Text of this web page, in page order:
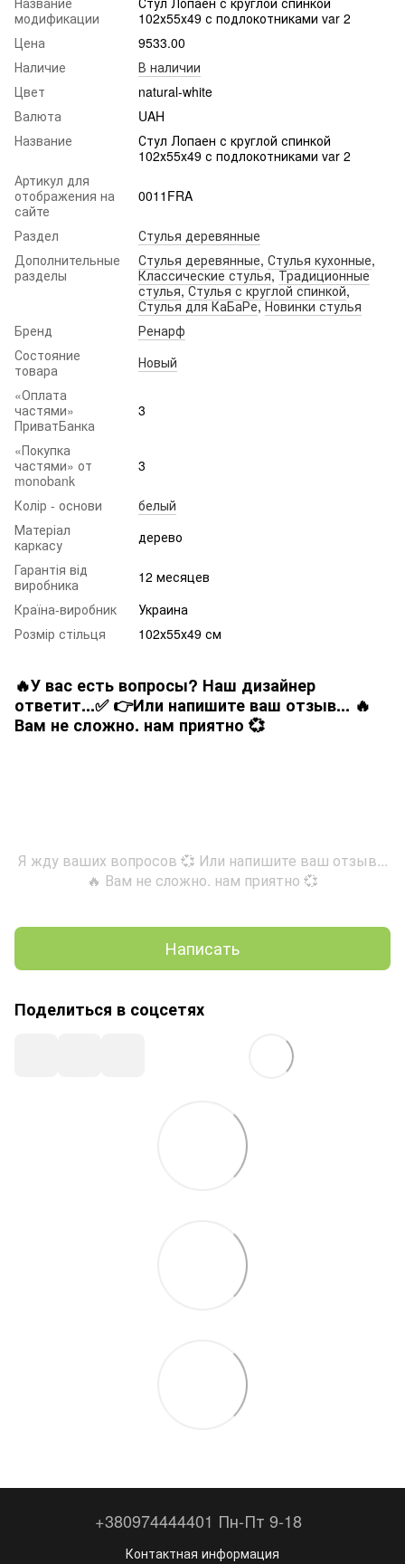
модификации
102х55х49 с подлокотниками var 2
Цена
9533.00
Наличие
В наличии
Цвет
natural-white
Валюта
UAH
Название
Стул Лопаен с круглой спинкой
102х55х49 с подлокотниками var 2
Артикул для
отображения на
сайте
0011FRA
Раздел
Стулья деревянные
Дополнительные
разделы
Стулья деревянные, Стулья кухонные,
Классические стулья,Традиционные
стулья,Стулья с круглой спинкой,
Стулья для КаБаРе,Новинки стулья
Бренд
Ренарф
Состояние
товара
Новый
«Оплата
частями»
ПриватБанка
3
«Покупка
частями» от
monobank
3
Колір - основи
белый
Матеріал
каркасу
дерево
Гарантія від
виробника
12 месяцев
Країна-виробник
Украина
Розмір стільця
102х55х49 см
🔥У вас есть вопросы? Наш дизайнер
ответит...✅ 👉Или напишите ваш отзыв... 🔥
Вам не сложно. нам приятно 💞
Я жду ваших вопросов 💞 Или напишите ваш отзыв...
🔥 Вам не сложно. нам приятно 💞
Написать
Поделиться в соцсетях
+380974444401 Пн-Пт 9-18
Контактная информация